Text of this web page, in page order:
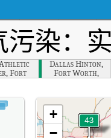
污染：
Fort
Dallas,
Dallas Hinton,
Fort Worth,
Dallas, Texas
AQI）。
+
−